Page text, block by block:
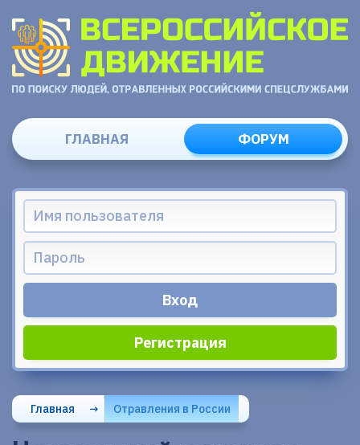
ГЛАВНАЯ ФОРУМ
Регистрация
Главная → Отравления в России